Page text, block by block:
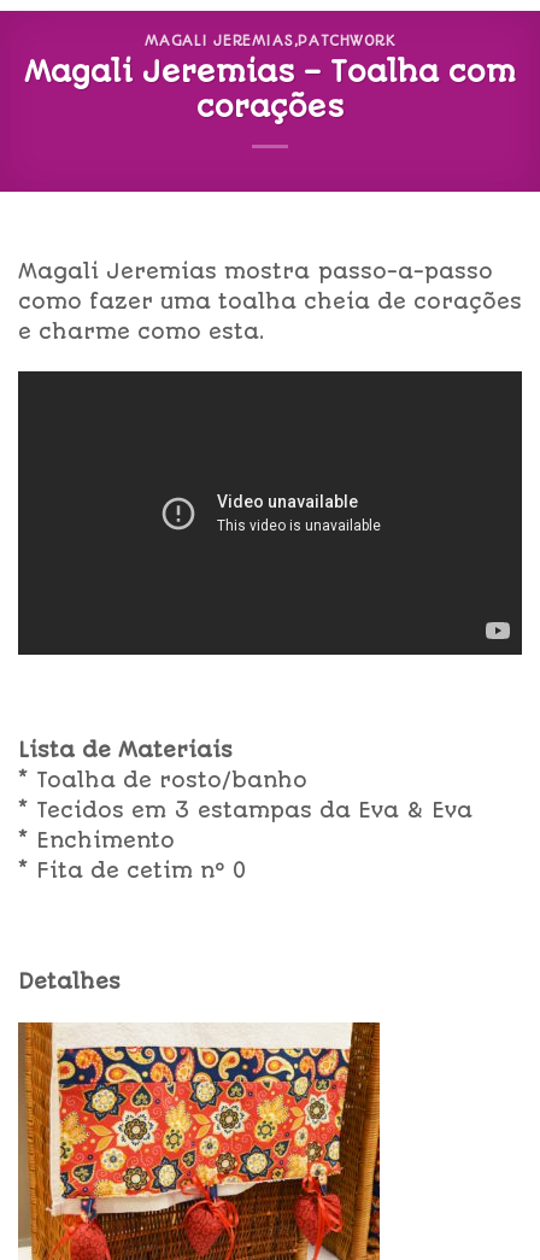
MAGALI JEREMIAS,PATCHWORK
Magali Jeremias – Toalha com
corações
Magali Jeremias mostra passo-a-passo
como fazer uma toalha cheia de corações
e charme como esta.
Lista de Materiais
* Toalha de rosto/banho
* Tecidos em 3 estampas da Eva & Eva
* Enchimento
* Fita de cetim nº 0
Detalhes